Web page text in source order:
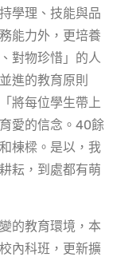
學理、技能與品
能力外，更培養
對物珍惜」的人
進的教育原則
將每位學生帶上
愛的信念。40餘
棟樑。是以，我
耘，到處都有萌
的教育環境，本
內科班，更新擴